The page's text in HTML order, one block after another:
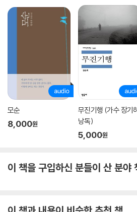
모순
8,000원
무진기행 (가수 장기
낭독)
5,000원
이 책을 구입하신 분들이 산 분야